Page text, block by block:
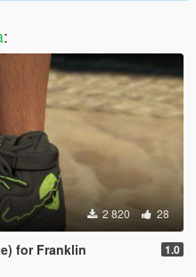
:
2 820 28
for Franklin 1.0